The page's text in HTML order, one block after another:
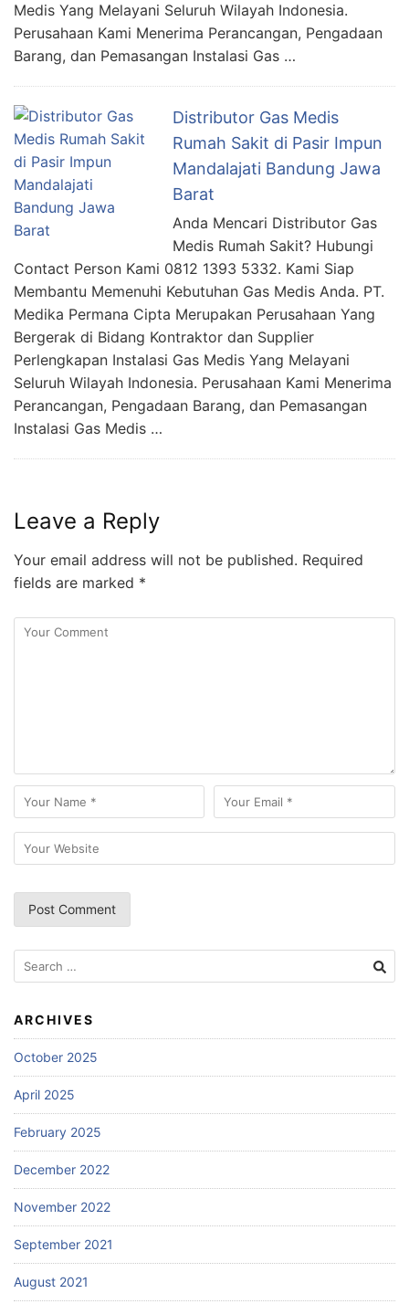
Medis Yang Melayani Seluruh Wilayah Indonesia.
Perusahaan Kami Menerima Perancangan, Pengadaan
Barang, dan Pemasangan Instalasi Gas …
Distributor Gas Medis
Rumah Sakit di Pasir Impun
Mandalajati Bandung Jawa
Barat
Anda Mencari Distributor Gas
Medis Rumah Sakit? Hubungi
Contact Person Kami 0812 1393 5332. Kami Siap
Membantu Memenuhi Kebutuhan Gas Medis Anda. PT.
Medika Permana Cipta Merupakan Perusahaan Yang
Bergerak di Bidang Kontraktor dan Supplier
Perlengkapan Instalasi Gas Medis Yang Melayani
Seluruh Wilayah Indonesia. Perusahaan Kami Menerima
Perancangan, Pengadaan Barang, dan Pemasangan
Instalasi Gas Medis …
Leave a Reply
Your email address will not be published. Required
fields are marked *
Search
for:
ARCHIVES
October 2025
April 2025
February 2025
December 2022
November 2022
September 2021
August 2021